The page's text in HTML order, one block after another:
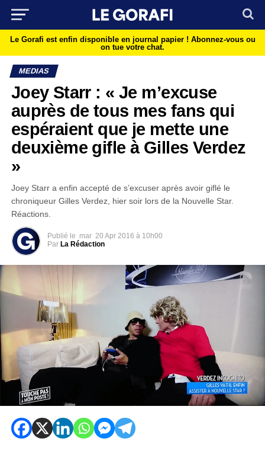
Le Gorafi est enfin disponible en journal papier ! Abonnez-vous ou
on tue votre chat.
MEDIAS
Joey Starr : « Je m’excuse
auprès de tous mes fans qui
espéraient que je mette une
deuxième gifle à Gilles Verdez
»
Joey Starr a enfin accepté de s’excuser après avoir giflé le
chroniqueur Gilles Verdez, hier soir lors de la Nouvelle Star.
Réactions.
Publié le mar 20 Apr 2016 à 10h00
Par La Rédaction